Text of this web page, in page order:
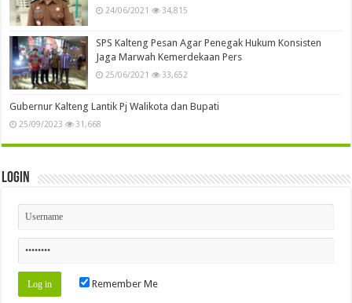
24/06/2021 34,815
SPS Kalteng Pesan Agar Penegak Hukum Konsisten
Jaga Marwah Kemerdekaan Pers
25/06/2021 33,652
Gubernur Kalteng Lantik Pj Walikota dan Bupati
25/09/2023 31,668
Login
Remember Me